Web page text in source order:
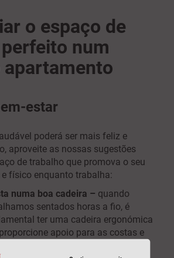
o espaço de
num
apartamento
estar
poderá ser mais feliz e
aproveite as nossas sugestões
de trabalho que promova o seu
físico enquanto trabalha:
numa boa cadeira – quando
sentados horas a fio, é
ter uma cadeira ergonómica
apoio para as costas e